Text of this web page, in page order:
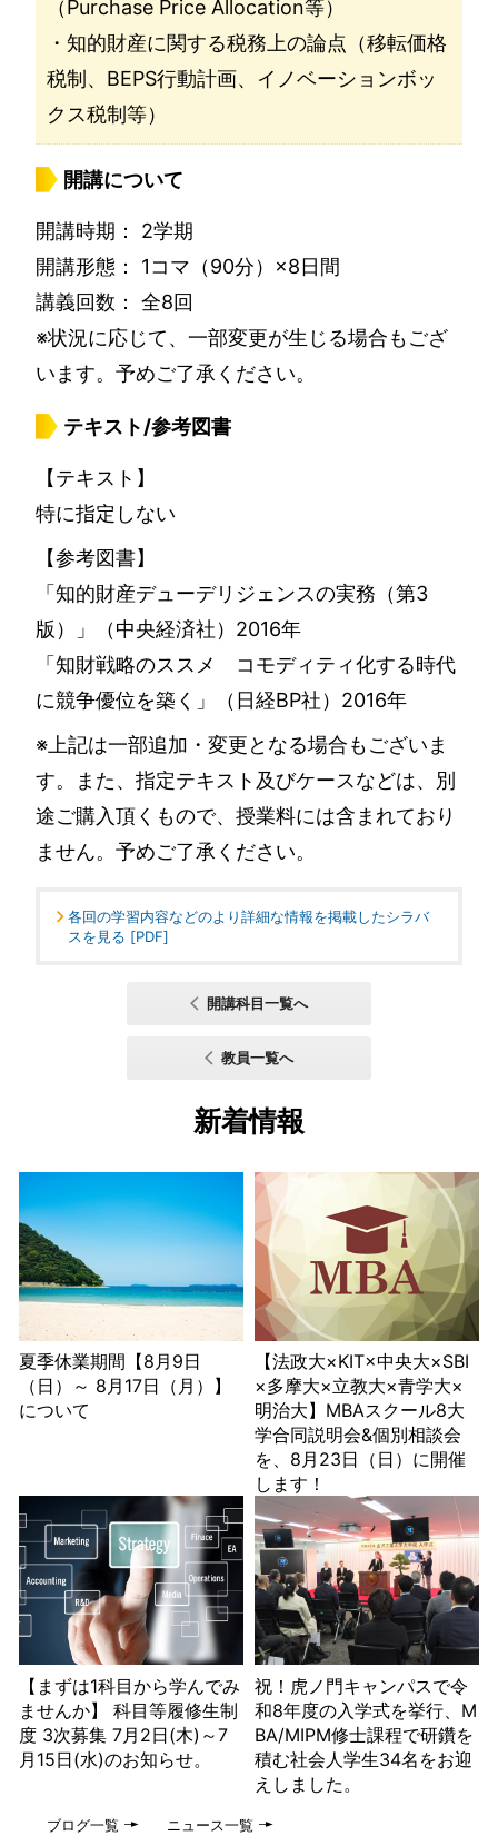
（Purchase Price Allocation等）
・知的財産に関する税務上の論点（移転価格
税制、BEPS行動計画、イノベーションボッ
クス税制等）
開講について
開講時期： 2学期
開講形態： 1コマ（90分）×8日間
講義回数： 全8回
※状況に応じて、一部変更が生じる場合もござ
います。予めご了承ください。
テキスト/参考図書
【テキスト】
特に指定しない
【参考図書】
「知的財産デューデリジェンスの実務（第3
版）」（中央経済社）2016年
「知財戦略のススメ コモディティ化する時代
に競争優位を築く」（日経BP社）2016年
※上記は一部追加・変更となる場合もございま
す。また、指定テキスト及びケースなどは、別
途ご購入頂くもので、授業料には含まれており
ません。予めご了承ください。
各回の学習内容などのより詳細な情報を掲載したシラバ
スを見る [PDF]
開講科目一覧へ
教員一覧へ
新着情報
夏季休業期間【8月9日
（日）～ 8月17日（月）】
について
【法政大×KIT×中央大×SBI
×多摩大×立教大×青学大×
明治大】MBAスクール8大
学合同説明会&個別相談会
を、8月23日（日）に開催
します！
【まずは1科目から学んでみ
ませんか】 科目等履修生制
度 3次募集 7月2日(木)～7
月15日(水)のお知らせ。
祝！虎ノ門キャンパスで令
和8年度の入学式を挙行、M
BA/MIPM修士課程で研鑽を
積む社会人学生34名をお迎
えしました。
ブログ一覧 ニュース一覧